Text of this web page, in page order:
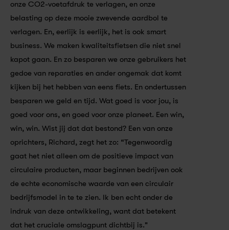
onze CO2-voetafdruk te verlagen, en onze
belasting op deze mooie zwevende aardbol te
verlagen. En, eerlijk is eerlijk, het is ook smart
business. We maken kwaliteitsfietsen die niet snel
kapot gaan. En zo besparen we onze gebruikers het
gedoe van reparaties en ander ongemak dat komt
kijken bij het hebben van eens fiets. En ondertussen
besparen we geld en tijd. Wat goed is voor jou, is
goed voor ons, en goed voor onze planeet. Een win,
win, win. Wist jij dat dat bestond? Een van onze
oprichters, Richard, zegt het zo: “Tegenwoordig
gaat het niet alleen om de positieve impact van
circulaire producten, maar beginnen bedrijven ook
de echte economische waarde van een circulair
bedrijfsmodel in te te zien. Ik ben echt onder de
indruk van deze ontwikkeling, want dat betekent
dat het cruciale omslagpunt dichtbij is."